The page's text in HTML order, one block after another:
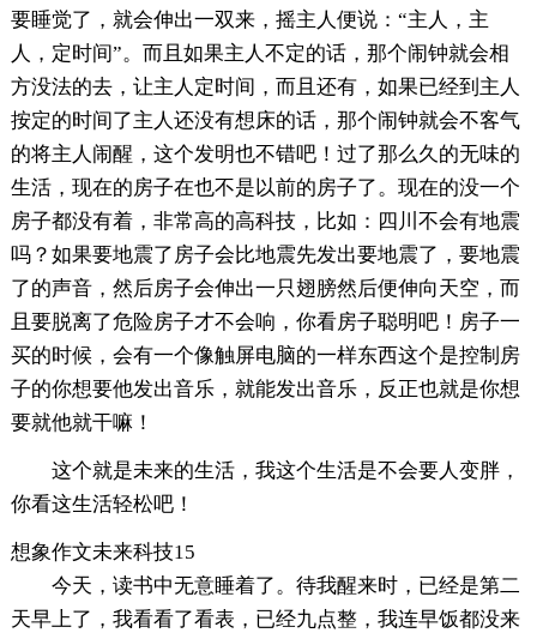
要睡觉了，就会伸出一双来，摇主人便说：“主人，主
人，定时间”。而且如果主人不定的话，那个闹钟就会相
方没法的去，让主人定时间，而且还有，如果已经到主人
按定的时间了主人还没有想床的话，那个闹钟就会不客气
的将主人闹醒，这个发明也不错吧！过了那么久的无味的
生活，现在的房子在也不是以前的房子了。现在的没一个
房子都没有着，非常高的高科技，比如：四川不会有地震
吗？如果要地震了房子会比地震先发出要地震了，要地震
了的声音，然后房子会伸出一只翅膀然后便伸向天空，而
且要脱离了危险房子才不会响，你看房子聪明吧！房子一
买的时候，会有一个像触屏电脑的一样东西这个是控制房
子的你想要他发出音乐，就能发出音乐，反正也就是你想
要就他就干嘛！
这个就是未来的生活，我这个生活是不会要人变胖，
你看这生活轻松吧！
想象作文未来科技15
今天，读书中无意睡着了。待我醒来时，已经是第二
天早上了，我看看了看表，已经九点整，我连早饭都没来